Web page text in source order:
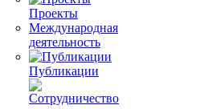
Проекты
Международная
деятельность
Публикации